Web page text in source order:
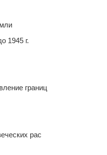
1945 г.
границ
рас